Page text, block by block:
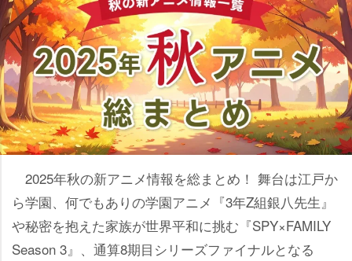
2025年秋の新アニメ情報を総まとめ！ 舞台は江戸か
ら学園、何でもありの学園アニメ『3年Z組銀八先生』
や秘密を抱えた家族が世界平和に挑む『SPY×FAMILY
Season 3』、通算8期目シリーズファイナルとなる